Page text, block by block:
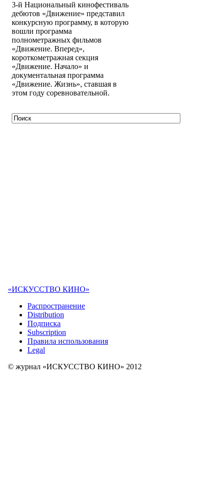
3-й Национальный кинофестиваль
дебютов «Движение» представил
конкурсную программу, в которую
вошли программа
полнометражных фильмов
«Движение. Вперед»,
короткометражная секция
«Движение. Начало» и
документальная программа
«Движение. Жизнь», ставшая в
этом году соревновательной.
«ИСКУССТВО КИНО»
Распространение
Distribution
Подписка
Subscription
Правила использования
Legal
© журнал «ИСКУССТВО КИНО» 2012